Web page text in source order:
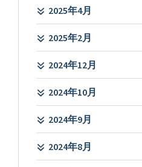
2025年4月
2025年2月
2024年12月
2024年10月
2024年9月
2024年8月